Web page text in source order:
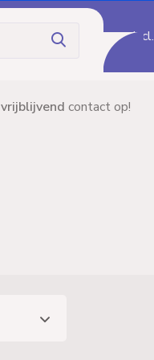
Incl.
vrijblijvend contact op!